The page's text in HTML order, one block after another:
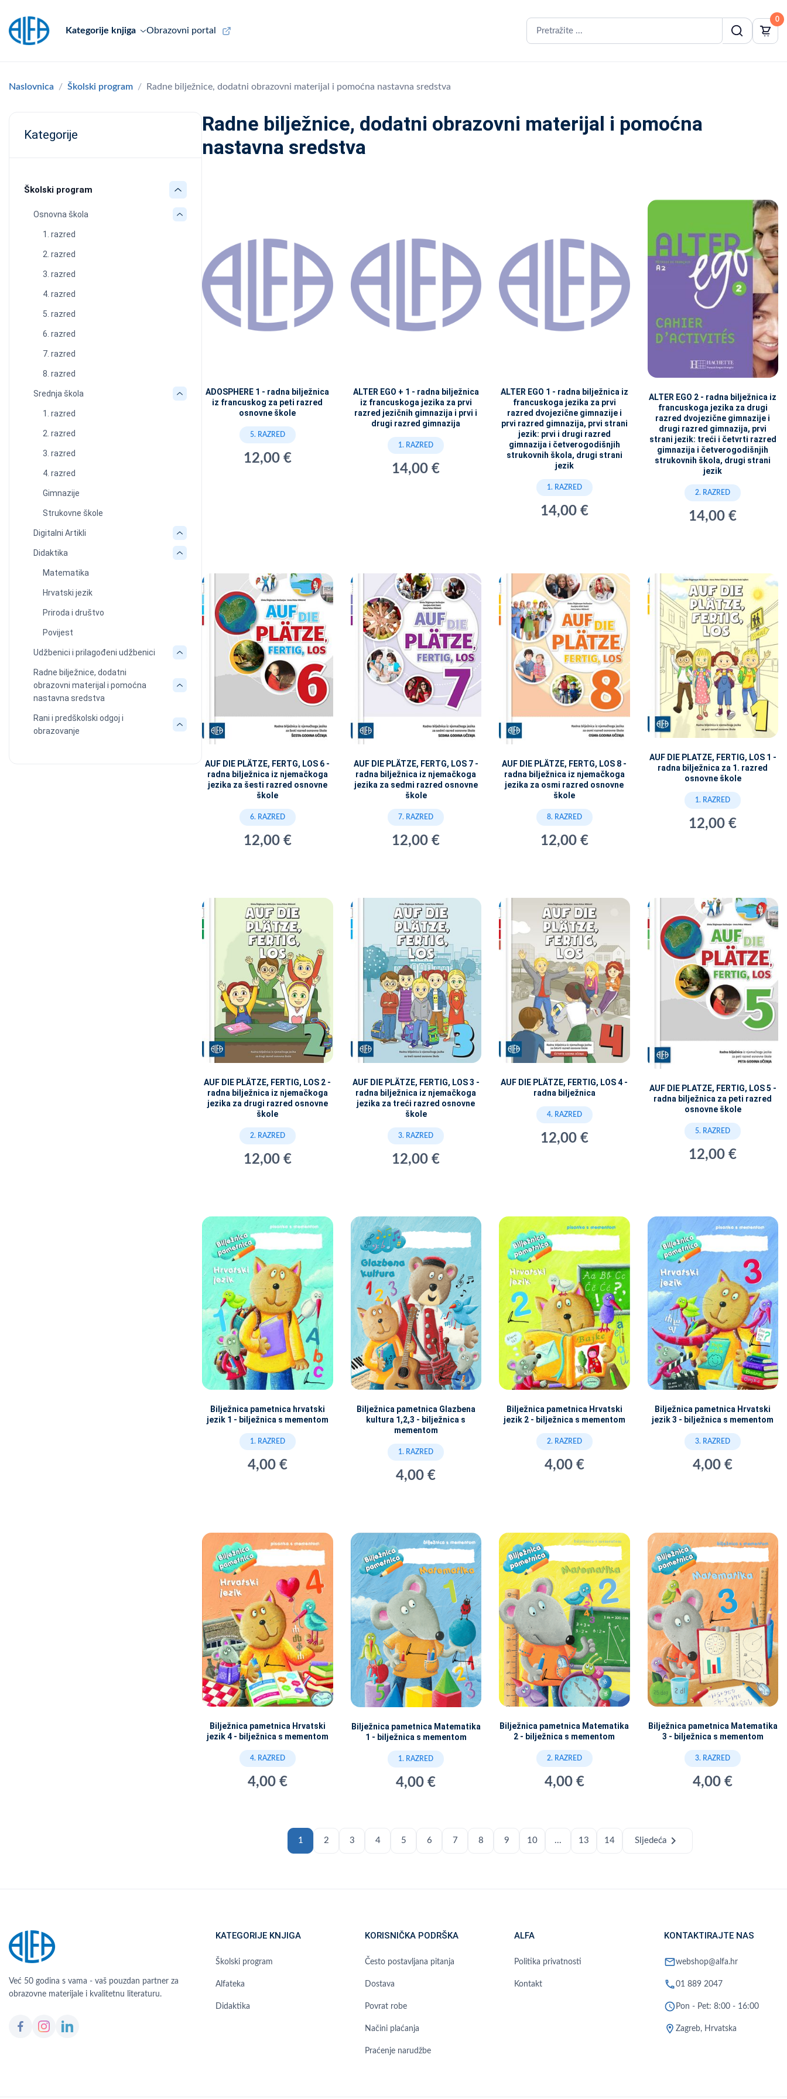
Kategorije knjiga Obrazovni portal
0
Naslovnica Školski program Radne bilježnice, dodatni obrazovni materijal i pomoćna nastavna sredstva
Kategorije
Školski program
Osnovna škola
1. razred
2. razred
3. razred
4. razred
5. razred
6. razred
7. razred
8. razred
Srednja škola
1. razred
2. razred
3. razred
4. razred
Gimnazije
Strukovne škole
Digitalni Artikli
Didaktika
Matematika
Hrvatski jezik
Priroda i društvo
Povijest
Udžbenici i prilagođeni udžbenici
Radne bilježnice, dodatni
obrazovni materijal i pomoćna
nastavna sredstva
Rani i predškolski odgoj i
obrazovanje
Radne bilježnice, dodatni obrazovni materijal i pomoćna
nastavna sredstva
ADOSPHERE 1 - radna bilježnica
iz francuskog za peti razred
osnovne škole
5. RAZRED
12,00 €
ALTER EGO + 1 - radna bilježnica
iz francuskoga jezika za prvi
razred jezičnih gimnazija i prvi i
drugi razred gimnazija
1. RAZRED
14,00 €
ALTER EGO 1 - radna bilježnica iz
francuskoga jezika za prvi
razred dvojezične gimnazije i
prvi razred gimnazija, prvi strani
jezik: prvi i drugi razred
gimnazija i četverogodišnjih
strukovnih škola, drugi strani
jezik
1. RAZRED
14,00 €
ALTER EGO 2 - radna bilježnica iz
francuskoga jezika za drugi
razred dvojezične gimnazije i
drugi razred gimnazija, prvi
strani jezik: treći i četvrti razred
gimnazija i četverogodišnjih
strukovnih škola, drugi strani
jezik
2. RAZRED
14,00 €
AUF DIE PLÄTZE, FERTG, LOS 6 -
radna bilježnica iz njemačkoga
jezika za šesti razred osnovne
škole
6. RAZRED
12,00 €
AUF DIE PLÄTZE, FERTG, LOS 7 -
radna bilježnica iz njemačkoga
jezika za sedmi razred osnovne
škole
7. RAZRED
12,00 €
AUF DIE PLÄTZE, FERTG, LOS 8 -
radna bilježnica iz njemačkoga
jezika za osmi razred osnovne
škole
8. RAZRED
12,00 €
AUF DIE PLATZE, FERTIG, LOS 1 -
radna bilježnica za 1. razred
osnovne škole
1. RAZRED
12,00 €
AUF DIE PLÄTZE, FERTIG, LOS 2 -
radna bilježnica iz njemačkoga
jezika za drugi razred osnovne
škole
2. RAZRED
12,00 €
AUF DIE PLÄTZE, FERTIG, LOS 3 -
radna bilježnica iz njemačkoga
jezika za treći razred osnovne
škole
3. RAZRED
12,00 €
AUF DIE PLÄTZE, FERTIG, LOS 4 -
radna bilježnica
4. RAZRED
12,00 €
AUF DIE PLATZE, FERTIG, LOS 5 -
radna bilježnica za peti razred
osnovne škole
5. RAZRED
12,00 €
Bilježnica pametnica hrvatski
jezik 1 - bilježnica s mementom
1. RAZRED
4,00 €
Bilježnica pametnica Glazbena
kultura 1,2,3 - bilježnica s
mementom
1. RAZRED
4,00 €
Bilježnica pametnica Hrvatski
jezik 2 - bilježnica s mementom
2. RAZRED
4,00 €
Bilježnica pametnica Hrvatski
jezik 3 - bilježnica s mementom
3. RAZRED
4,00 €
Bilježnica pametnica Hrvatski
jezik 4 - bilježnica s mementom
4. RAZRED
4,00 €
Bilježnica pametnica Matematika
1 - bilježnica s mementom
1. RAZRED
4,00 €
Bilježnica pametnica Matematika
2 - bilježnica s mementom
2. RAZRED
4,00 €
Bilježnica pametnica Matematika
3 - bilježnica s mementom
3. RAZRED
4,00 €
1 2 3 4 5 6 7 8 9 10 ... 13 14 Sljedeća chevron_right
Već 50 godina s vama - vaš pouzdan partner za
obrazovne materijale i kvalitetnu literaturu.
KATEGORIJE KNJIGA
Školski program
Alfateka
Didaktika
KORISNIČKA PODRŠKA
Često postavljana pitanja
Dostava
Povrat robe
Načini plaćanja
Praćenje narudžbe
ALFA
Politika privatnosti
Kontakt
KONTAKTIRAJTE NAS
mailwebshop@alfa.hr
phone01 889 2047
schedule Pon - Pet: 8:00 - 16:00
location_on Zagreb, Hrvatska